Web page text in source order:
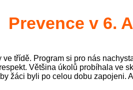
na plovárně
zakončili plavecký
Prevence v 6. A
třídě. Program si pro nás
Většina úkolů probíhala ve
žáci byli po celou dobu